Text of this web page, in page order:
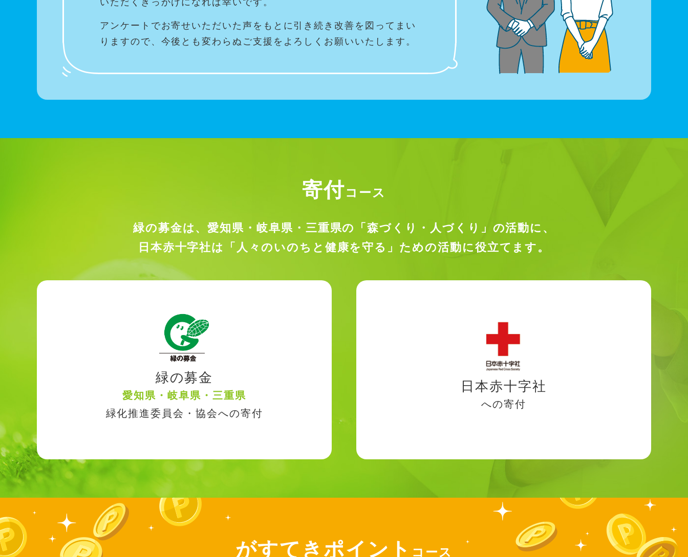
アンケートでお寄せいただいた声をもとに引き続き改善を図ってまい
りますので、今後とも変わらぬご支援をよろしくお願いいたします。
寄付コース
緑の募金は、愛知県・岐阜県・三重県の
「森づくり・人づくり」の活動に、
日本赤十字社は「人々のいのちと健康を守る」 ための活動に役立てます。
緑の募金
愛知県・岐阜県・三重県
緑化推進委員会・協会への寄付
日本赤十字社
への寄付
がすてきポイント コース